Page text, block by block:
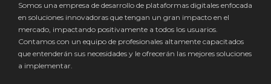
Somos una empresa de desarrollo de plataformas digitales enfocada
en soluciones innovadoras que tengan un gran impacto en el
mercado, impactando positivamente a todos los usuarios.
Contamos con un equipo de profesionales altamente capacitados
que entenderán sus necesidades y le ofrecerán las mejores soluciones
a implementar.